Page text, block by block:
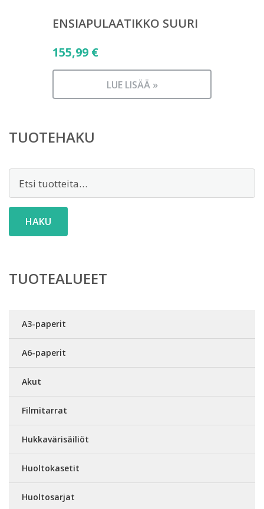
ENSIAPULAATIKKO SUURI
155,99 €
LUE LISÄÄ »
TUOTEHAKU
HAKU
TUOTEALUEET
A3-paperit
A6-paperit
Akut
Filmitarrat
Hukkavärisäiliöt
Huoltokasetit
Huoltosarjat